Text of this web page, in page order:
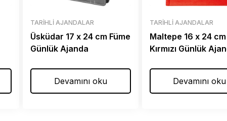
TARIHLI AJANDALAR
Üsküdar 17 x 24 cm Füme
Günlük Ajanda
Devamını oku
TARIHLI AJANDALAR
Maltepe 16 x 24 cm
Kırmızı Günlük
Devamını oku